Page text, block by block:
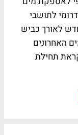
לתושבי
לאורך כביש
האחרונים
תחילת